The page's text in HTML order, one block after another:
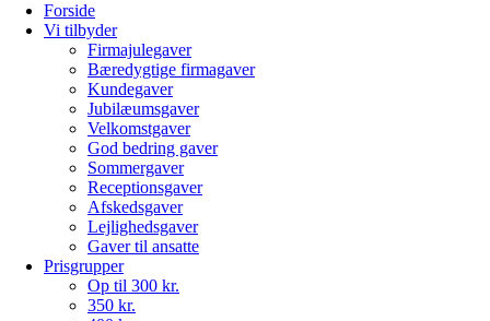
Forside
Vi tilbyder
Firmajulegaver
Bæredygtige firmagaver
Kundegaver
Jubilæumsgaver
Velkomstgaver
God bedring gaver
Sommergaver
Receptionsgaver
Afskedsgaver
Lejlighedsgaver
Gaver til ansatte
Prisgrupper
Op til 300 kr.
350 kr.